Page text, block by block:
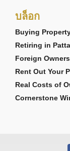
บล็อก
Buying
Retiring in
Foreign
Rent Out Your
Real Costs of
Cornerstone